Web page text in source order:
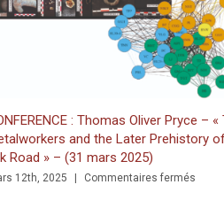
in a Multilingual and
: Thomas Oliver Pryce – «
and the Later Prehistory of the
» – (31 mars 2025)
2025 | Commentaires ferméssur